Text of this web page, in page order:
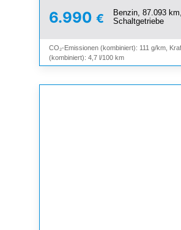
6.990 €
Benzin, 87.093
Schaltgetriebe
CO₂-Emissionen (kombiniert): 111 g/km,
(kombiniert): 4,7 l/100 km